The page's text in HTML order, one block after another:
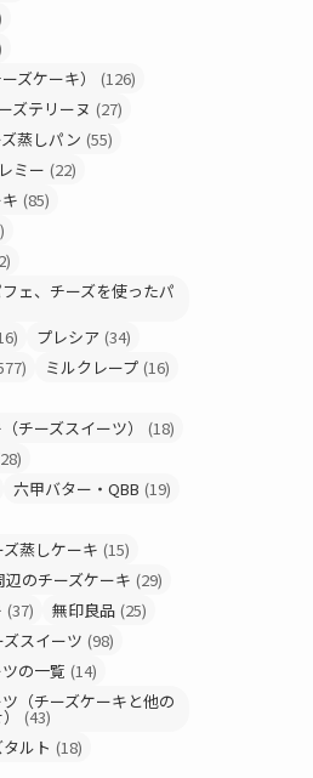
ズケーキ）
(126)
ズテリーヌ (27)
蒸しパン (55)
ミー (22)
(85)
ェ、チーズを使ったパ
プレシア (34)
ミルクレープ (16)
チーズスイーツ）
(18)
六甲バター・QBB (19)
蒸しケーキ (15)
辺のチーズケーキ (29)
(37) 無印良品 (25)
スイーツ (98)
の一覧 (14)
（チーズケーキと他の
(43)
ルト (18)